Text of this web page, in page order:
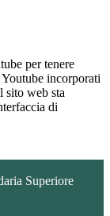
per tenere
incorporati
sito web sta
di
Superiore